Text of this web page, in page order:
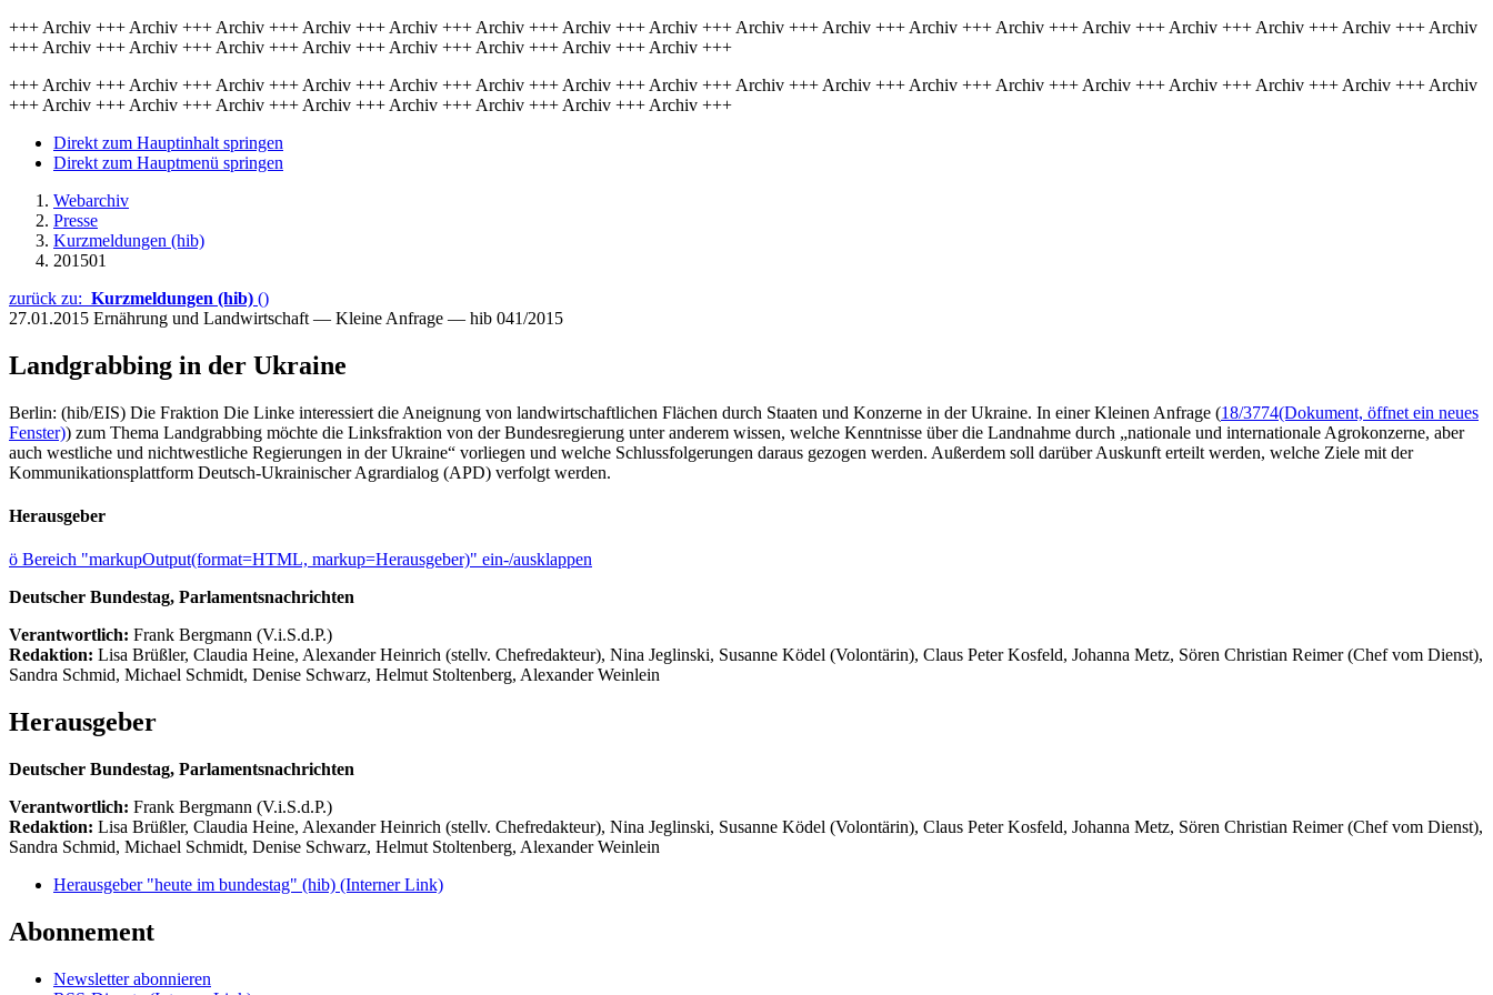
+++ Archiv +++ Archiv +++ Archiv +++ Archiv +++ Archiv +++ Archiv +++ Archiv +++ Archiv +++ Archiv +++ Archiv +++ Archiv +++ Archiv +++ Archiv +++ Archiv +++ Archiv +++ Archiv +++ Archiv
+++ Archiv +++ Archiv +++ Archiv +++ Archiv +++ Archiv +++ Archiv +++ Archiv +++ Archiv +++
+++ Archiv +++ Archiv +++ Archiv +++ Archiv +++ Archiv +++ Archiv +++ Archiv +++ Archiv +++ Archiv +++ Archiv +++ Archiv +++ Archiv +++ Archiv +++ Archiv +++ Archiv +++ Archiv +++ Archiv
+++ Archiv +++ Archiv +++ Archiv +++ Archiv +++ Archiv +++ Archiv +++ Archiv +++ Archiv +++
Direkt zum Hauptinhalt springen
Direkt zum Hauptmenü springen
Webarchiv
Presse
Kurzmeldungen (hib)
201501
zurück zu: Kurzmeldungen (hib) ()
27.01.2015 Ernährung und Landwirtschaft — Kleine Anfrage — hib 041/2015
Landgrabbing in der Ukraine
Berlin: (hib/EIS) Die Fraktion Die Linke interessiert die Aneignung von landwirtschaftlichen Flächen durch Staaten und Konzerne in der Ukraine. In einer Kleinen Anfrage (18/3774(Dokument, öffnet ein neues
Fenster)) zum Thema Landgrabbing möchte die Linksfraktion von der Bundesregierung unter anderem wissen, welche Kenntnisse über die Landnahme durch „nationale und internationale Agrokonzerne, aber
auch westliche und nichtwestliche Regierungen in der Ukraine“ vorliegen und welche Schlussfolgerungen daraus gezogen werden. Außerdem soll darüber Auskunft erteilt werden, welche Ziele mit der
Kommunikationsplattform Deutsch-Ukrainischer Agrardialog (APD) verfolgt werden.
Herausgeber
ö Bereich "markupOutput(format=HTML, markup=Herausgeber)" ein-/ausklappen
Deutscher Bundestag, Parlamentsnachrichten
Verantwortlich: Frank Bergmann (V.i.S.d.P.)
Redaktion: Lisa Brüßler, Claudia Heine, Alexander Heinrich (stellv. Chefredakteur), Nina Jeglinski, Susanne Ködel (Volontärin), Claus Peter Kosfeld, Johanna Metz, Sören Christian Reimer (Chef vom Dienst),
Sandra Schmid, Michael Schmidt, Denise Schwarz, Helmut Stoltenberg, Alexander Weinlein
Herausgeber
Deutscher Bundestag, Parlamentsnachrichten
Verantwortlich: Frank Bergmann (V.i.S.d.P.)
Redaktion: Lisa Brüßler, Claudia Heine, Alexander Heinrich (stellv. Chefredakteur), Nina Jeglinski, Susanne Ködel (Volontärin), Claus Peter Kosfeld, Johanna Metz, Sören Christian Reimer (Chef vom Dienst),
Sandra Schmid, Michael Schmidt, Denise Schwarz, Helmut Stoltenberg, Alexander Weinlein
Herausgeber "heute im bundestag" (hib) (Interner Link)
Abonnement
Newsletter abonnieren